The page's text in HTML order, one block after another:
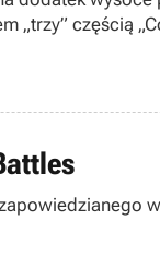
„trzy” częścią